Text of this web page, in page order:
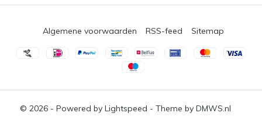
© 2026 - Powered by Lightspeed - Theme by DMWS.nl
Algemene voorwaarden RSS-feed Sitemap